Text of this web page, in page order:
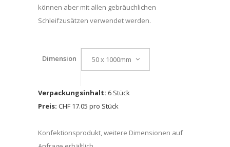
können aber mit allen gebräuchlichen
Schleifzusätzen verwendet werden.
Dimension 50 x 1000mm
Verpackungsinhalt: 6 Stück
Preis: CHF 17.05 pro Stück
Konfektionsprodukt, weitere Dimensionen auf